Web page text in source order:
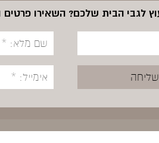
לגבי הבית שלכם? השאירו